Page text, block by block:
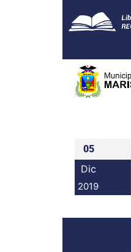
05
Dic
2019